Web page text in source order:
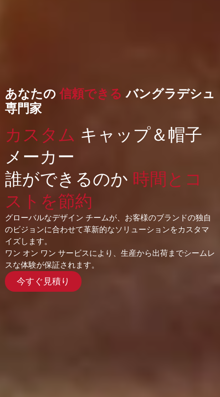
あなたの 信頼できる バングラデシュ
専門家
カスタム キャップ＆帽子
メーカー
誰ができるのか 時間とコ
ストを節約
グローバルなデザイン チームが、お客様のブランドの独自
のビジョンに合わせて革新的なソリューションをカスタマ
イズします。
ワン オン ワン サービスにより、生産から出荷までシームレ
スな体験が保証されます。
今すぐ見積り